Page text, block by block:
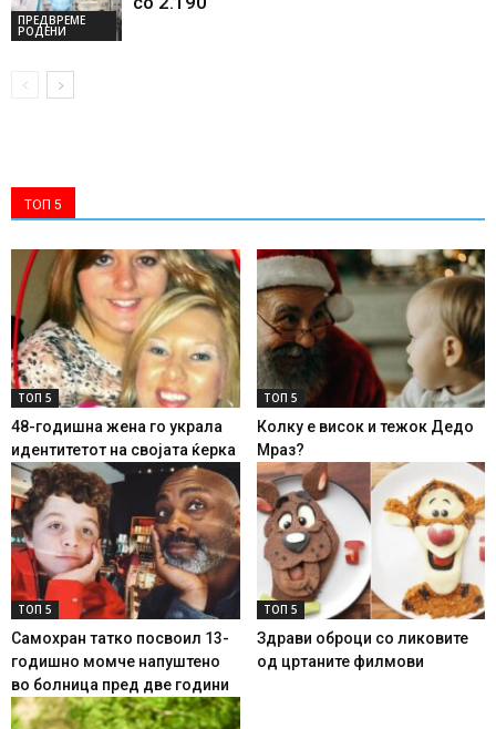
ПРЕДВРЕМЕ
РОДЕНИ
ТОП 5
ТОП 5
48-годишна жена го украла
идентитетот на својата ќерка
ТОП 5
Колку е висок и тежок Дедо
Мраз?
ТОП 5
Самохран татко посвоил 13-
годишно момче напуштено
во болница пред две години
ТОП 5
Здрави оброци со ликовите
од цртаните филмови